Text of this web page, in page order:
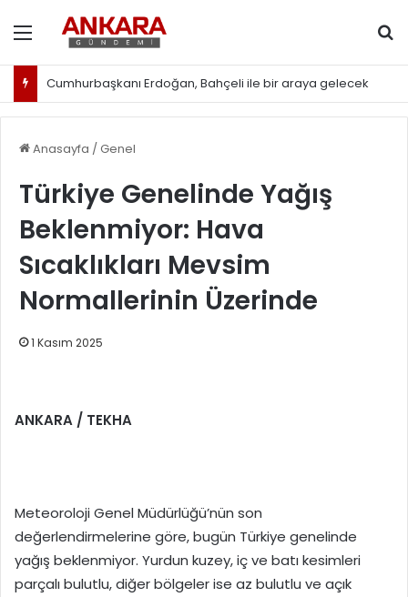
Menü
Cumhurbaşkanı Erdoğan, Bahçeli ile bir araya gelecek
Anasayfa / Genel
Türkiye Genelinde Yağış
Beklenmiyor: Hava
Sıcaklıkları Mevsim
Normallerinin Üzerinde
1 Kasım 2025
ANKARA / TEKHA
Meteoroloji Genel Müdürlüğü’nün son
değerlendirmelerine göre, bugün Türkiye genelinde
yağış beklenmiyor. Yurdun kuzey, iç ve batı kesimleri
parçalı bulutlu, diğer bölgeler ise az bulutlu ve açık